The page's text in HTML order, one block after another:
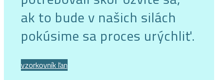
ak to bude v našich silách
pokúsime sa proces urýchliť.
vzorkovník ľan